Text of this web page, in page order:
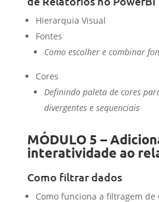
Hierarquia Visual
Fontes
Como escolher e combinar
Cores
Definindo paleta de cores
divergentes e sequenciais
MÓDULO 5 –
interatividade ao
Como filtrar dados
Como funciona a filtragem